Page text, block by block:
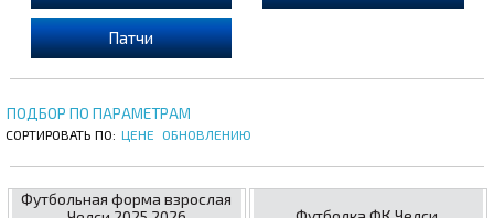
Патчи
ПОДБОР ПО ПАРАМЕТРАМ
СОРТИРОВАТЬ ПО: ЦЕНЕ ОБНОВЛЕНИЮ
Футбольная форма взрослая